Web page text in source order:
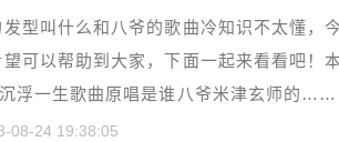
型叫什么和八爷的歌曲冷知识不太懂，今
可以帮助到大家，下面一起来看看吧！
浮一生歌曲原唱是谁八爷米津玄师的……
08-24 19:38:05